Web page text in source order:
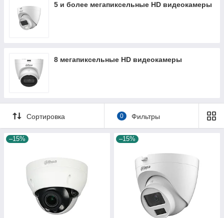
5 и более мегапиксельные HD видеокамеры
8 мегапиксельные HD видеокамеры
Сортировка 0 Фильтры
–15% –15%